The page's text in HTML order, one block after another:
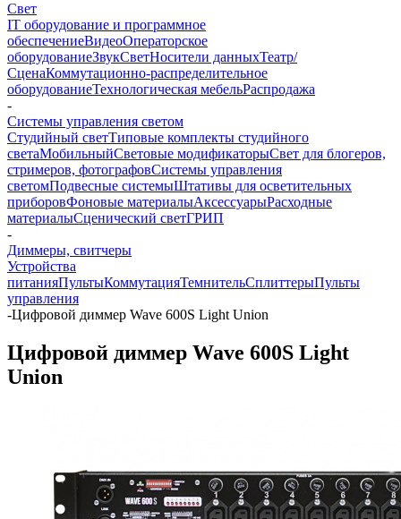
Свет
IT оборудование и программное
обеспечениеВидеоОператорское
оборудованиеЗвукСветНосители данныхТеатр/
СценаКоммутационно-распределительное
оборудованиеТехнологическая мебельРаспродажа
-
Системы управления светом
Студийный светТиповые комплекты студийного
светаМобильныйСветовые модификаторыСвет для блогеров,
стримеров, фотографовСистемы управления
светомПодвесные системыШтативы для осветительных
приборовФоновые материалыАксессуарыРасходные
материалыСценический светГРИП
-
Диммеры, свитчеры
Устройства
питанияПультыКоммутацияТемнительСплиттерыПульты
управления
-Цифровой диммер Wave 600S Light Union
Цифровой диммер Wave 600S Light
Union